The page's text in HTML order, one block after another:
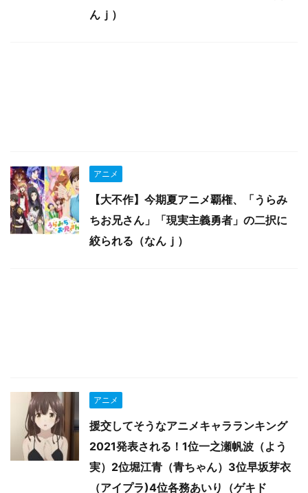
んｊ）
アニメ
【大不作】今期夏アニメ覇権、「うらみ
ちお兄さん」「現実主義勇者」の二択に
絞られる（なんｊ）
アニメ
援交してそうなアニメキャラランキング
2021発表される！1位一之瀬帆波（よう
実）2位堀江青（青ちゃん）3位早坂芽衣
（アイプラ)4位各務あいり（ゲキド